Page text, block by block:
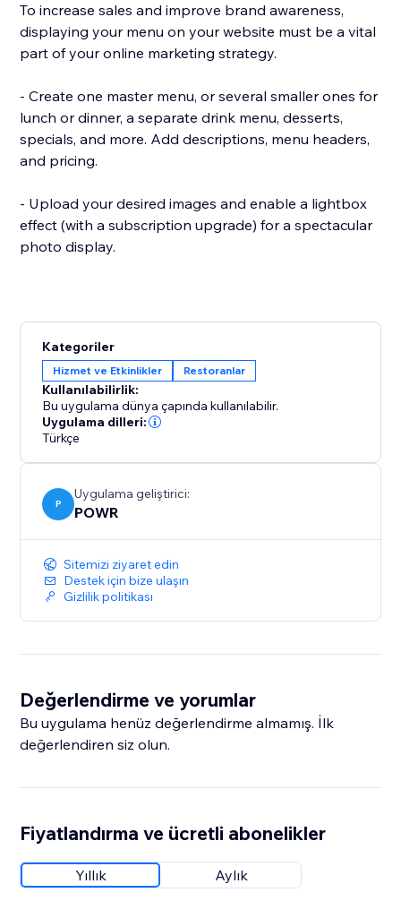
To increase sales and improve brand awareness,
displaying your menu on your website must be a vital
part of your online marketing strategy.
- Create one master menu, or several smaller ones for
lunch or dinner, a separate drink menu, desserts,
specials, and more. Add descriptions, menu headers,
and pricing.
- Upload your desired images and enable a lightbox
effect (with a subscription upgrade) for a spectacular
photo display.
Kategoriler
Hizmet ve Etkinlikler Restoranlar
Kullanılabilirlik:
Bu uygulama dünya çapında kullanılabilir.
Uygulama dilleri:
Türkçe
P
Uygulama geliştirici:
POWR
Sitemizi ziyaret edin
Destek için bize ulaşın
Gizlilik politikası
Değerlendirme ve yorumlar
Bu uygulama henüz değerlendirme almamış. İlk
değerlendiren siz olun.
Fiyatlandırma ve ücretli abonelikler
Yıllık Aylık